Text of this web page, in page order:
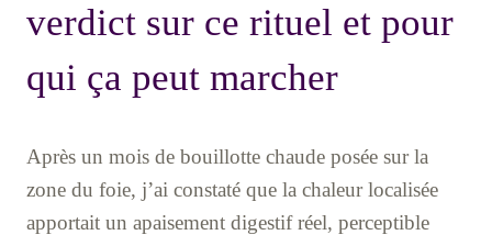
verdict sur ce rituel et pour
qui ça peut marcher
Après un mois de bouillotte chaude posée sur la
zone du foie, j’ai constaté que la chaleur localisée
apportait un apaisement digestif réel, perceptible